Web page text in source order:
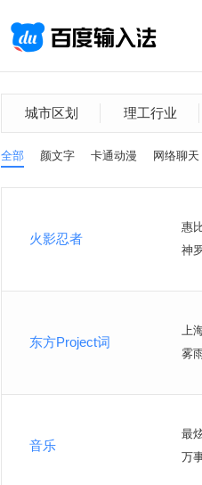
城市区划 理工行业
全部 颜文字 卡通动漫 网络聊天
火影忍者
惠
神
东方Project词
上
雾
音乐
最
万